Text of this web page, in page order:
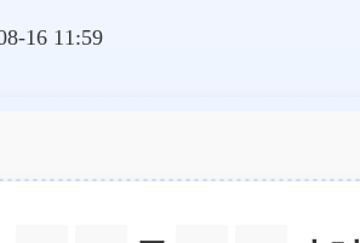
16 11:59